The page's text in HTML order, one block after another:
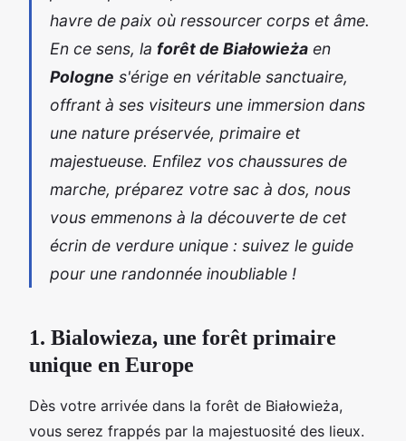
havre de paix où ressourcer corps et âme.
En ce sens, la forêt de Białowieża en
Pologne s'érige en véritable sanctuaire,
offrant à ses visiteurs une immersion dans
une nature préservée, primaire et
majestueuse. Enfilez vos chaussures de
marche, préparez votre sac à dos, nous
vous emmenons à la découverte de cet
écrin de verdure unique : suivez le guide
pour une randonnée inoubliable !
1. Bialowieza, une forêt primaire
unique en Europe
Dès votre arrivée dans la forêt de Białowieża,
vous serez frappés par la majestuosité des lieux.